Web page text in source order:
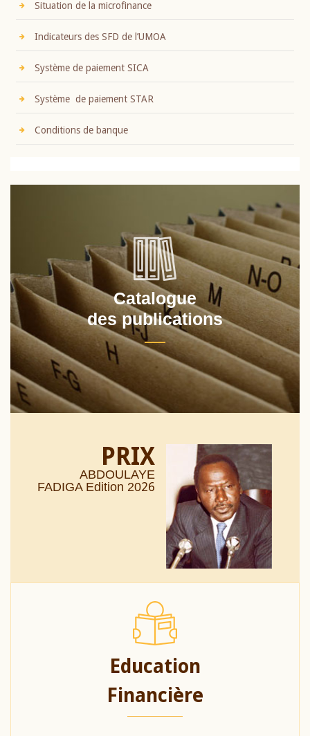
Situation de la microfinance
Indicateurs des SFD de l’UMOA
Système de paiement SICA
Système de paiement STAR
Conditions de banque
Catalogue
des publications
PRIX
ABDOULAYE
FADIGA Edition 2026
Education
Financière